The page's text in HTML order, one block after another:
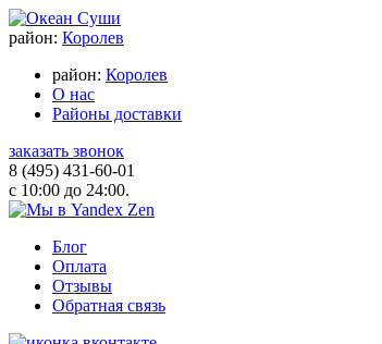
район: Королев
район: Королев
О нас
Районы доставки
заказать звонок
8 (495) 431-60-01
с 10:00 до 24:00.
Блог
Оплата
Отзывы
Обратная связь